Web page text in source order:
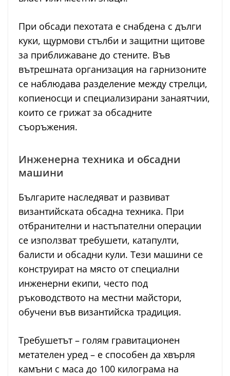
При обсади пехотата е снабдена с дълги
куки, щурмови стълби и защитни щитове
за приближаване до стените. Във
вътрешната организация на гарнизоните
се наблюдава разделение между стрелци,
копиеносци и специализирани занаятчии,
които се грижат за обсадните
съоръжения.
Инженерна техника и обсадни
машини
Българите наследяват и развиват
византийската обсадна техника. При
отбранителни и настъпателни операции
се използват требушети, катапулти,
балисти и обсадни кули. Тези машини се
конструират на място от специални
инженерни екипи, често под
ръководството на местни майстори,
обучени във византийска традиция.
Требушетът – голям гравитационен
метателен уред – е способен да хвърля
камъни с маса до 100 килограма на